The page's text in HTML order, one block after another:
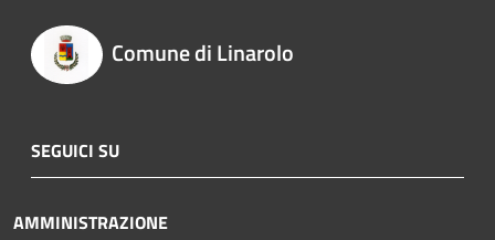
Comune di Linarolo
SEGUICI SU
AMMINISTRAZIONE